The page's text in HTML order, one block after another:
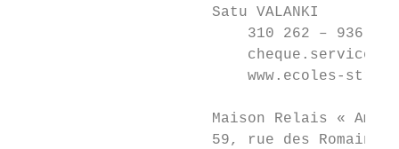
                      Satu VALANKI
                          310 262 – 936
www.ecoles-
Maison Relais « Am
                      59, rue des Romains